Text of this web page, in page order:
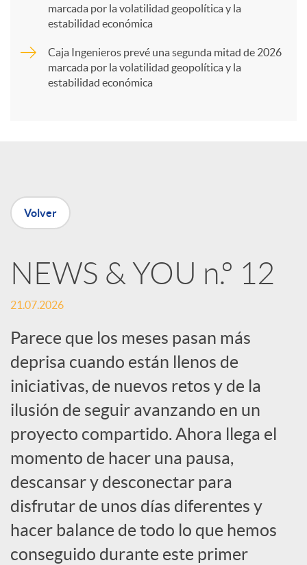
e
R
e
d
e
s
S
o
marcada por la volatilidad geopolítica y la
estabilidad económica
Caja Ingenieros prevé una segunda mitad de 2026
marcada por la volatilidad geopolítica y la
estabilidad económica
Volver
NEWS & YOU n.º 12
21.07.2026
Parece que los meses pasan más
deprisa cuando están llenos de
iniciativas, de nuevos retos y de la
ilusión de seguir avanzando en un
proyecto compartido. Ahora llega el
momento de hacer una pausa,
descansar y desconectar para
disfrutar de unos días diferentes y
hacer balance de todo lo que hemos
conseguido durante este primer